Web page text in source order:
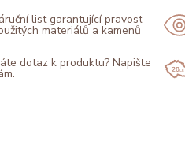
list garantující pravost
materiálů a kamenů
dotaz k produktu? Napište